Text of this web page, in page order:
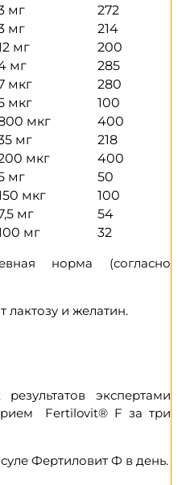
мг
272
мг
214
мг
200
мг
285
мкг
280
мкг
100
мкг
400
мг
218
мкг
400
мг
50
мкг
100
мг
54
мг
32
норма (согласно
и желатин.
экспертами
Fertilovit® F за три
Фертиловит Ф в день.